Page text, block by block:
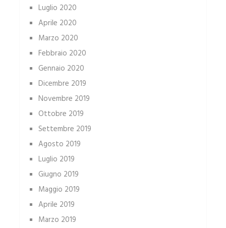
Luglio 2020
Aprile 2020
Marzo 2020
Febbraio 2020
Gennaio 2020
Dicembre 2019
Novembre 2019
Ottobre 2019
Settembre 2019
Agosto 2019
Luglio 2019
Giugno 2019
Maggio 2019
Aprile 2019
Marzo 2019